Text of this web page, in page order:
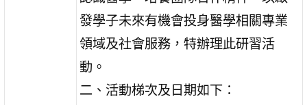
發學子未來有機會投身醫學相關專業
領域及社會服務，特辦理此研習活
動。
二、活動梯次及日期如下：